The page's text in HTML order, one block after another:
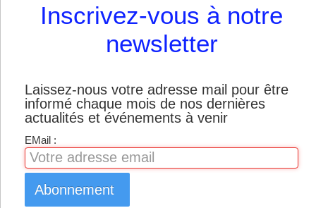
Inscrivez-vous à notre
newsletter
Laissez-nous votre adresse mail pour être
informé chaque mois de nos dernières
actualités et événements à venir
EMail :
Abonnement